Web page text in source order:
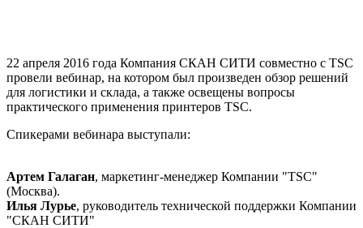
22 апреля 2016 года Компания СКАН СИТИ совместно с TSC
провели вебинар, на котором был произведен обзор решений
для логистики и склада, а также освещены вопросы
практического применения принтеров TSC.
Спикерами вебинара выступали:
Артем Галаган, маркетинг-менеджер Компании "TSC"
(Москва).
Илья Лурье, руководитель технической поддержки Компании
"СКАН СИТИ"